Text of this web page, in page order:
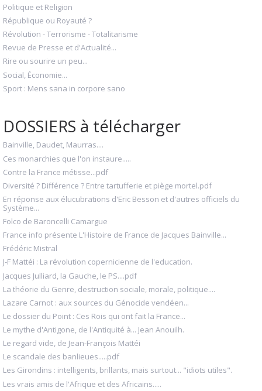
Politique et Religion
République ou Royauté ?
Révolution - Terrorisme - Totalitarisme
Revue de Presse et d'Actualité...
Rire ou sourire un peu...
Social, Économie...
Sport : Mens sana in corpore sano
DOSSIERS à télécharger
Bainville, Daudet, Maurras....
Ces monarchies que l'on instaure.....
Contre la France métisse...pdf
Diversité ? Différence ? Entre tartufferie et piège mortel.pdf
En réponse aux élucubrations d'Eric Besson et d'autres officiels du
Système...
Folco de Baroncelli Camargue
France info présente L'Histoire de France de Jacques Bainville...
Frédéric Mistral
J-F Mattéi : La révolution copernicienne de l'education.
Jacques Julliard, la Gauche, le PS....pdf
La théorie du Genre, destruction sociale, morale, politique....
Lazare Carnot : aux sources du Génocide vendéen...
Le dossier du Point : Ces Rois qui ont fait la France...
Le mythe d'Antigone, de l'Antiquité à... Jean Anouilh.
Le regard vide, de Jean-François Mattéi
Le scandale des banlieues.....pdf
Les Girondins : intelligents, brillants, mais surtout... "idiots utiles".
Les vrais amis de l'Afrique et des Africains.....